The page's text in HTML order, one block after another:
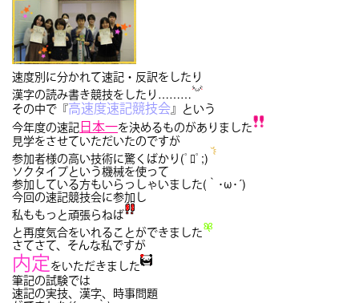
速度別に分かれて速記・反訳をしたり
漢字の読み書き競技をしたり………
その中で『高速度速記競技会』という
今年度の速記日本一を決めるものがありました
見学をさせていただいたのですが
参加者様の高い技術に驚くばかり(ﾟﾛﾟ;)
ソクタイプという機械を使って
参加している方もいらっしゃいました(｀･ω･´)
今回の速記競技会に参加し
私ももっと頑張らねば
と再度気合をいれることができました
さてさて、そんな私ですが
内定をいただきました
筆記の試験では
速記の実技、漢字、時事問題